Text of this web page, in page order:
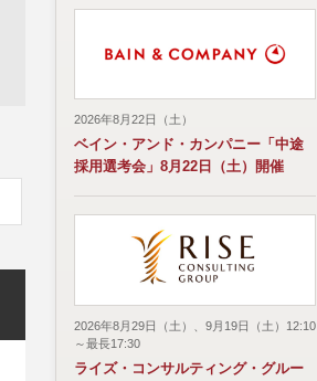
2026年8月22日（土）
ベイン・アンド・カンパニー「中途
採用選考会」8月22日（土）開催
2026年8月29日（土）、9月19日（土）12:10
～最長17:30
ライズ・コンサルティング・グルー